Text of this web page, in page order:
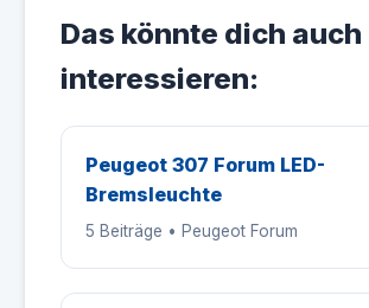
Das könnte dich auch
interessieren:
Peugeot 307 Forum LED-
Bremsleuchte
5 Beiträge • Peugeot Forum